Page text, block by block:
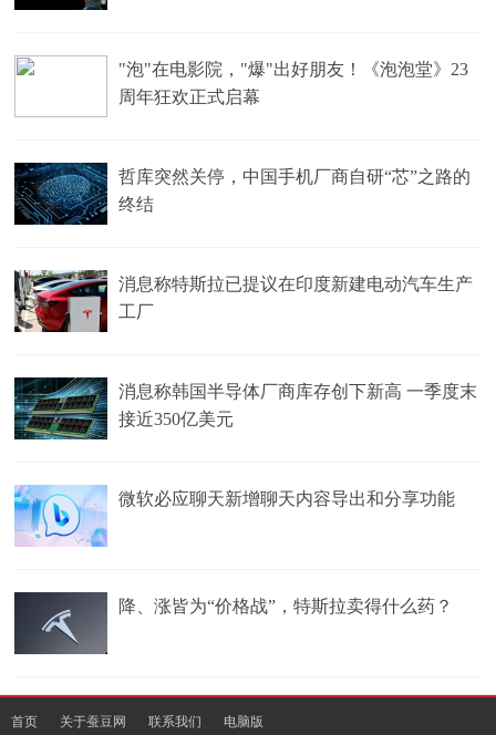
"泡"在电影院，"爆"出好朋友！《泡泡堂》23
周年狂欢正式启幕
哲库突然关停，中国手机厂商自研“芯”之路的
终结
消息称特斯拉已提议在印度新建电动汽车生产
工厂
消息称韩国半导体厂商库存创下新高 一季度末
接近350亿美元
微软必应聊天新增聊天内容导出和分享功能
降、涨皆为“价格战”，特斯拉卖得什么药？
首页 关于蚕豆网 联系我们 电脑版